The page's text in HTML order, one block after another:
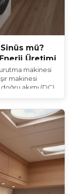
mü?
Üretimi
makinesi
makinesi
akımı (DC)